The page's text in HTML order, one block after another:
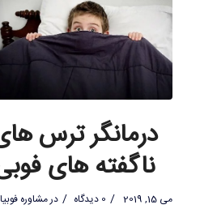
درمانگر ترس
ناگفته های
می 15, 2019 / 0 دیدگاه / درمشاوره فوبیا